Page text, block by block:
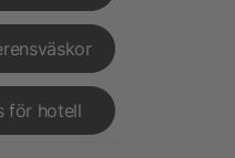
för hotell